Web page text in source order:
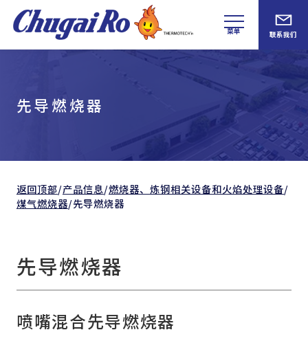
菜单 联系我们
先导燃烧器
返回顶部/产品信息/燃烧器、 炼钢相关设备和火焰处理设备/
煤气燃烧器/先导燃烧器
先导燃烧器
喷嘴混合先导燃烧器